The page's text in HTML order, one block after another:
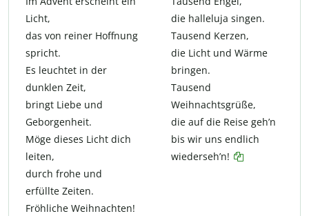
Licht,
das von reiner Hoffnung
spricht.
Es leuchtet in der
dunklen Zeit,
bringt Liebe und
Geborgenheit.
Möge dieses Licht dich
leiten,
durch frohe und
erfüllte Zeiten.
Fröhliche Weihnachten!
die halleluja singen.
Tausend Kerzen,
die Licht und Wärme
bringen.
Tausend
Weihnachtsgrüße,
die auf die Reise geh’n
bis wir uns endlich
wiederseh’n!